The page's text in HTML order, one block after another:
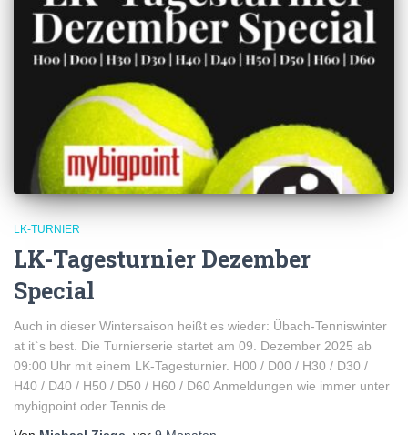
LK-TURNIER
LK-Tagesturnier Dezember
Special
Auch in dieser Wintersaison heißt es wieder: Übach-Tenniswinter
at it`s best. Die Turnierserie startet am 09. Dezember 2025 ab
09:00 Uhr mit einem LK-Tagesturnier. H00 / D00 / H30 / D30 /
H40 / D40 / H50 / D50 / H60 / D60 Anmeldungen wie immer unter
mybigpoint oder Tennis.de